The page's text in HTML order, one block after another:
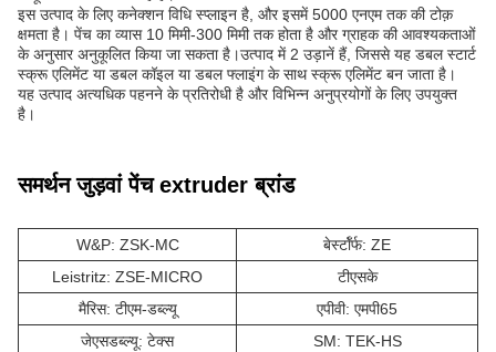
इस उत्पाद के लिए कनेक्शन विधि स्प्लाइन है, और इसमें 5000 एनएम तक की टोक़
क्षमता है। पेंच का व्यास 10 मिमी-300 मिमी तक होता है और ग्राहक की आवश्यकताओं
के अनुसार अनुकूलित किया जा सकता है।उत्पाद में 2 उड़ानें हैं, जिससे यह डबल स्टार्ट
स्क्रू एलिमेंट या डबल कॉइल या डबल फ्लाइंग के साथ स्क्रू एलिमेंट बन जाता है।
यह उत्पाद अत्यधिक पहनने के प्रतिरोधी है और विभिन्न अनुप्रयोगों के लिए उपयुक्त
है।
समर्थन जुड़वां पेंच extruder ब्रांड
W&P: ZSK-MC
बेर्स्टॉर्फ: ZE
Leistritz: ZSE-MICRO
टीएसके
मैरिस: टीएम-डब्ल्यू
एपीवी: एमपी65
जेएसडब्ल्यू: टेक्स
SM: TEK-HS